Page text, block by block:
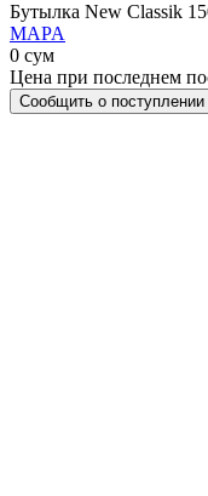
Бутылка New Classik
MAPA
0 сум
Цена при последнем
Сообщить о поступлении